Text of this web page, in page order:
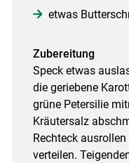
etwas
Zubereitung
Speck etwas
die geriebene
grüne Petersilie
Kräutersalz
Rechteck
verteilen.